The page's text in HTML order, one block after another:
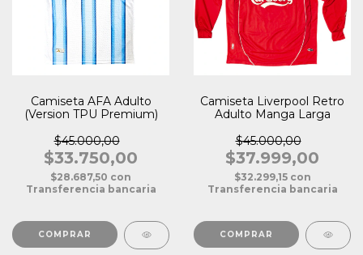
Camiseta AFA Adulto
(Version TPU Premium)
$45.000,00
$33.750,00
$28.687,50 con
Transferencia bancaria
COMPRAR
Camiseta Liverpool Retro
Adulto Manga Larga
$45.000,00
$37.999,00
$32.299,15 con
Transferencia bancaria
COMPRAR